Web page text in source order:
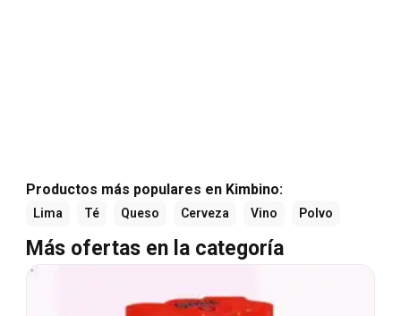
Productos más populares en Kimbino:
Lima Té Queso Cerveza Vino Polvo
Más ofertas en la categoría